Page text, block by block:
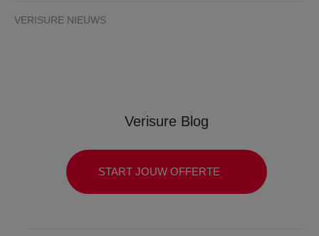
VERISURE NIEUWS
Verisure Blog
START JOUW OFFERTE